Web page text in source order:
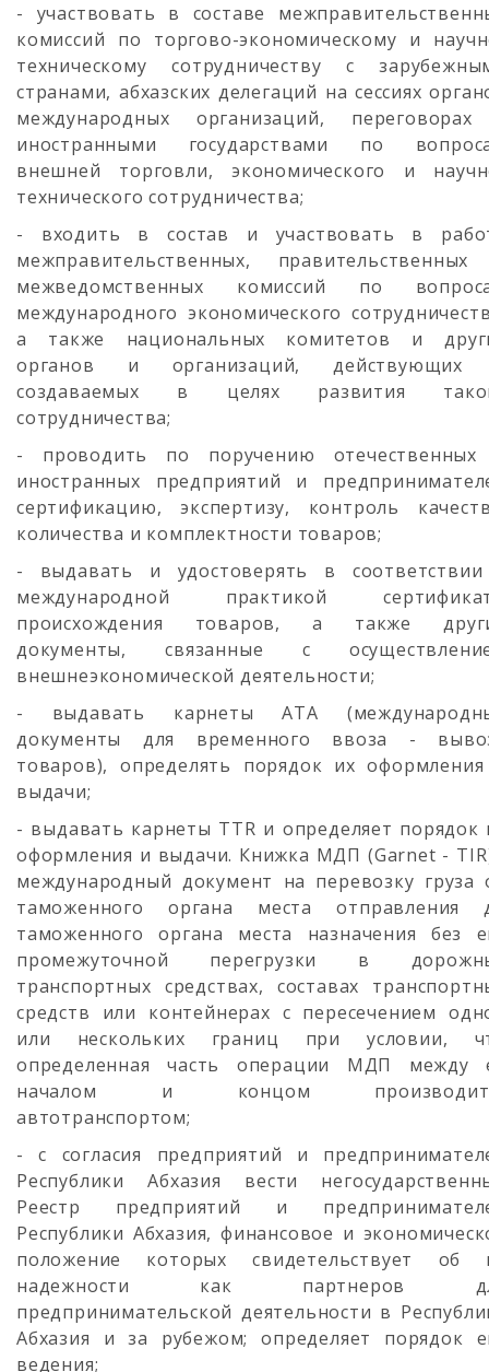
- участвовать в составе
комиссий по торгово-экономическому и
техническому сотрудничеству с
странами, абхазских делегаций на сессиях
международных организаций,
иностранными государствами по
внешней торговли, экономического и
технического сотрудничества;
- входить в состав и участвовать в
межправительственных,
межведомственных комиссий по
международного экономического
а также национальных комитетов и
органов и организаций,
создаваемых в целях развития
сотрудничества;
- проводить по поручению
иностранных предприятий и
сертификацию, экспертизу, контроль
количества и комплектности товаров;
- выдавать и удостоверять в
международной практикой
происхождения товаров, а также
документы, связанные с
внешнеэкономической деятельности;
- выдавать карнеты АТА
документы для временного ввоза -
товаров), определять порядок их
выдачи;
- выдавать карнеты TTR и определяет порядок
оформления и выдачи. Книжка МДП (Garnet -
международный документ на перевозку груза
таможенного органа места отправления
таможенного органа места назначения без
промежуточной перегрузки в
транспортных средствах, составах
средств или контейнерах с пересечением
или нескольких границ при условии,
определенная часть операции МДП между
началом и концом
автотранспортом;
- с согласия предприятий и
Республики Абхазия вести
Реестр предприятий и
Республики Абхазия, финансовое и
положение которых свидетельствует об
надежности как партнеров
предпринимательской деятельности в
Абхазия и за рубежом; определяет порядок
ведения;